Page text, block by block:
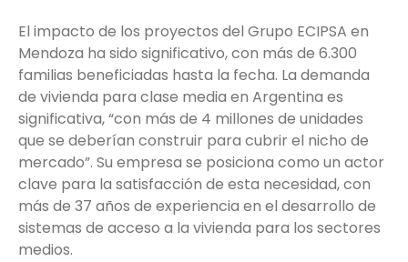
El impacto de los proyectos del Grupo ECIPSA en
Mendoza ha sido significativo, con más de 6.300
familias beneficiadas hasta la fecha. La demanda
de vivienda para clase media en Argentina es
significativa, “con más de 4 millones de unidades
que se deberían construir para cubrir el nicho de
mercado”. Su empresa se posiciona como un actor
clave para la satisfacción de esta necesidad, con
más de 37 años de experiencia en el desarrollo de
sistemas de acceso a la vivienda para los sectores
medios.